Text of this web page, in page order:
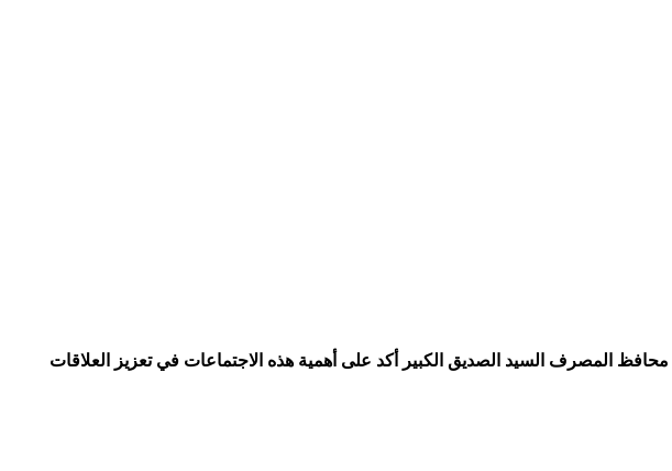
محافظ المصرف السيد الصديق الكبير أكد على⁣ أهمية هذه الاجتماعات ‌في تعزيز العلاقات